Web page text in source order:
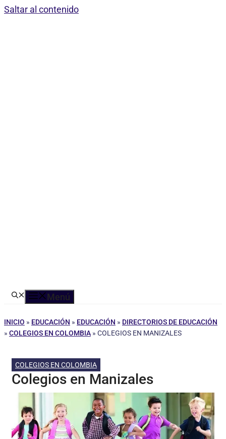
Saltar al contenido
Menú
INICIO » EDUCACIÓN » EDUCACIÓN » DIRECTORIOS DE EDUCACIÓN
» COLEGIOS EN COLOMBIA » COLEGIOS EN MANIZALES
COLEGIOS EN COLOMBIA
Colegios en Manizales